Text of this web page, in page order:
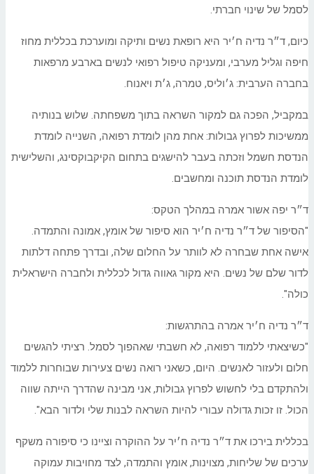
לסמל של שינוי חברתי.
כיום, ד״ר נדיה ח׳יר היא רופאת נשים ותיקה ומוערכת בכללית מחוז
חיפה וגליל מערבי, ומעניקה טיפול רפואי לנשים בארבע מרפאות
בחברה הערבית: ג׳וליס, טמרה, ג׳ת ויאנוח.
במקביל, הפכה גם למקור השראה בתוך משפחתה. שלוש בנותיה
ממשיכות לפרוץ גבולות: אחת מהן לומדת רפואה, השנייה לומדת
הנדסת חשמל וזכתה בעבר להישגים בתחום הקיקבוקסינג, והשלישית
לומדת הנדסת תוכנה ומחשבים.
ד״ר יפה אשור אמרה במהלך הטקס:
"הסיפור של ד״ר נדיה ח׳יר הוא סיפור של אומץ, אמונה והתמדה.
אישה אחת שבחרה לא לוותר על החלום שלה, ובדרך פתחה דלתות
לדור שלם של נשים. היא מקור גאווה גדול לכללית ולחברה הישראלית
כולה".
ד״ר נדיה ח׳יר אמרה בהתרגשות:
"כשיצאתי ללמוד רפואה, לא חשבתי שאהפוך לסמל. רציתי להגשים
חלום ולעזור לאנשים. היום, כשאני רואה נשים צעירות שבוחרות ללמוד
ולהתקדם בלי לחשוש לפרוץ גבולות, אני מבינה שהדרך הייתה שווה
הכול. זו זכות גדולה עבורי להיות השראה לבנות שלי ולדור הבא".
בכללית בירכו את ד״ר נדיה ח׳יר על ההוקרה וציינו כי סיפורה משקף
ערכים של שליחות, מצוינות, אומץ והתמדה, לצד מחויבות עמוקה